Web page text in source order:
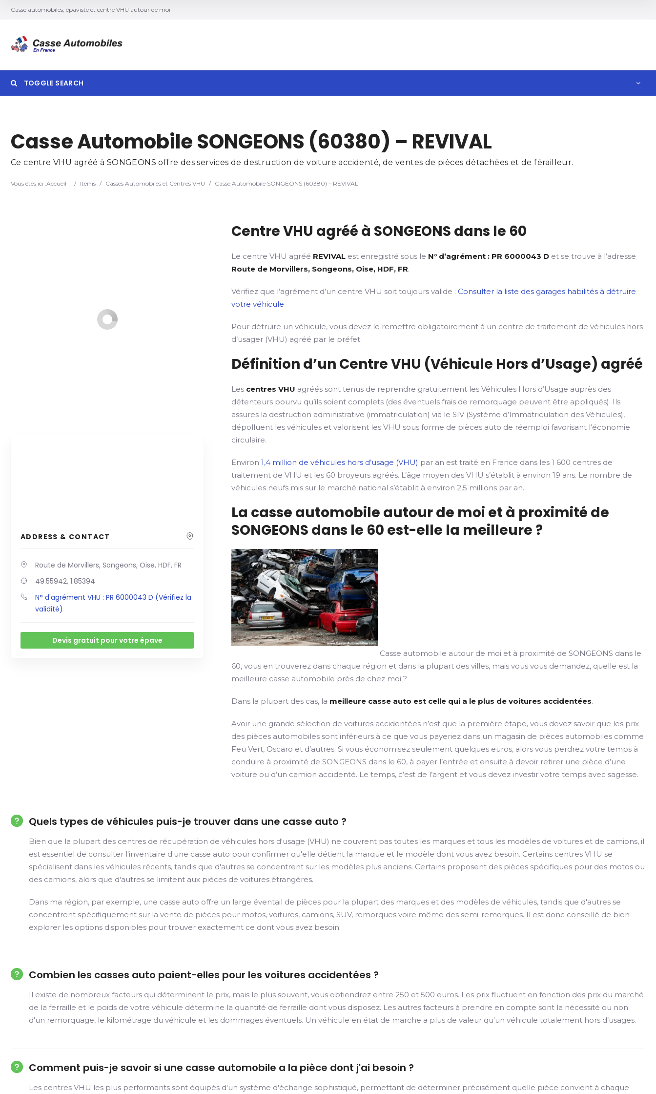
Casse automobiles, épaviste et centre VHU autour de moi
TOGGLE SEARCH
Search
Casse Automobile SONGEONS (60380) – REVIVAL
Ce centre VHU agréé à SONGEONS offre des services de destruction de voiture accidenté, de ventes de pièces détachées et de férailleur.
Vous êtes ici :Accueil / Items / Casses Automobiles et Centres VHU / Casse Automobile SONGEONS (60380) – REVIVAL
ADDRESS & CONTACT
Route de Morvillers, Songeons, Oise, HDF, FR
49.55942, 1.85394
N° d'agrément VHU : PR 6000043 D (Vérifiez la
validité)
Devis gratuit pour votre épave
Centre VHU agréé à SONGEONS dans le 60
Le centre VHU agréé REVIVAL est enregistré sous le N° d’agrément : PR 6000043 D et se trouve à l’adresse
Route de Morvillers, Songeons, Oise, HDF, FR.
Vérifiez que l’agrément d’un centre VHU soit toujours valide : Consulter la liste des garages habilités à détruire
votre véhicule
Pour détruire un véhicule, vous devez le remettre obligatoirement à un centre de traitement de véhicules hors
d’usager (VHU) agréé par le préfet.
Définition d’un Centre VHU (Véhicule Hors d’Usage) agréé
Les centres VHU agréés sont tenus de reprendre gratuitement les Véhicules Hors d’Usage auprès des
détenteurs pourvu qu’ils soient complets (des éventuels frais de remorquage peuvent être appliqués). Ils
assures la destruction administrative (immatriculation) via le SIV (Système d’Immatriculation des Véhicules),
dépolluent les véhicules et valorisent les VHU sous forme de pièces auto de réemploi favorisant l’économie
circulaire.
Environ1,4 million de véhicules hors d’usage (VHU) par an est traité en France dans les 1 600 centres de
traitement de VHU et les 60 broyeurs agréés. L’âge moyen des VHU s’établit à environ 19 ans. Le nombre de
véhicules neufs mis sur le marché national s’établit à environ 2,5 millions par an.
La casse automobile autour de moi et à proximité de
SONGEONS dans le 60 est-elle la meilleure ?
Casse automobile autour de moi et à proximité de SONGEONS dans le
60, vous en trouverez dans chaque région et dans la plupart des villes, mais vous vous demandez, quelle est la
meilleure casse automobile près de chez moi ?
Dans la plupart des cas, la meilleure casse auto est celle qui a le plus de voitures accidentées.
Avoir une grande sélection de voitures accidentées n’est que la première étape, vous devez savoir que les prix
des pièces automobiles sont inférieurs à ce que vous payeriez dans un magasin de pièces automobiles comme
Feu Vert, Oscaro et d’autres. Si vous économisez seulement quelques euros, alors vous perdrez votre temps à
conduire à proximité de SONGEONS dans le 60, à payer l’entrée et ensuite à devoir retirer une pièce d’une
voiture ou d’un camion accidenté. Le temps, c’est de l’argent et vous devez investir votre temps avec sagesse.
Quels types de véhicules puis-je trouver dans une casse auto ?
Bien que la plupart des centres de récupération de véhicules hors d'usage (VHU) ne couvrent pas toutes les marques et tous les modèles de voitures et de camions, il
est essentiel de consulter l'inventaire d'une casse auto pour confirmer qu'elle détient la marque et le modèle dont vous avez besoin. Certains centres VHU se
spécialisent dans les véhicules récents, tandis que d'autres se concentrent sur les modèles plus anciens. Certains proposent des pièces spécifiques pour des motos ou
des camions, alors que d'autres se limitent aux pièces de voitures étrangères.
Dans ma région, par exemple, une casse auto offre un large éventail de pièces pour la plupart des marques et des modèles de véhicules, tandis que d'autres se
concentrent spécifiquement sur la vente de pièces pour motos, voitures, camions, SUV, remorques voire même des semi-remorques. Il est donc conseillé de bien
explorer les options disponibles pour trouver exactement ce dont vous avez besoin.
Combien les casses auto paient-elles pour les voitures accidentées ?
Il existe de nombreux facteurs qui déterminent le prix, mais le plus souvent, vous obtiendrez entre 250 et 500 euros. Les prix fluctuent en fonction des prix du marché
de la ferraille et le poids de votre véhicule détermine la quantité de ferraille dont vous disposez. Les autres facteurs à prendre en compte sont la nécessité ou non
d'un remorquage, le kilométrage du véhicule et les dommages éventuels. Un véhicule en état de marche a plus de valeur qu'un véhicule totalement hors d’usages.
Comment puis-je savoir si une casse automobile a la pièce dont j'ai besoin ?
Les centres VHU les plus performants sont équipés d'un système d'échange sophistiqué, permettant de déterminer précisément quelle pièce convient à chaque